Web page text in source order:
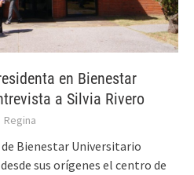
en Bienestar
a Silvia Rivero
Regina
Bienestar Universitario
sus orígenes el centro de